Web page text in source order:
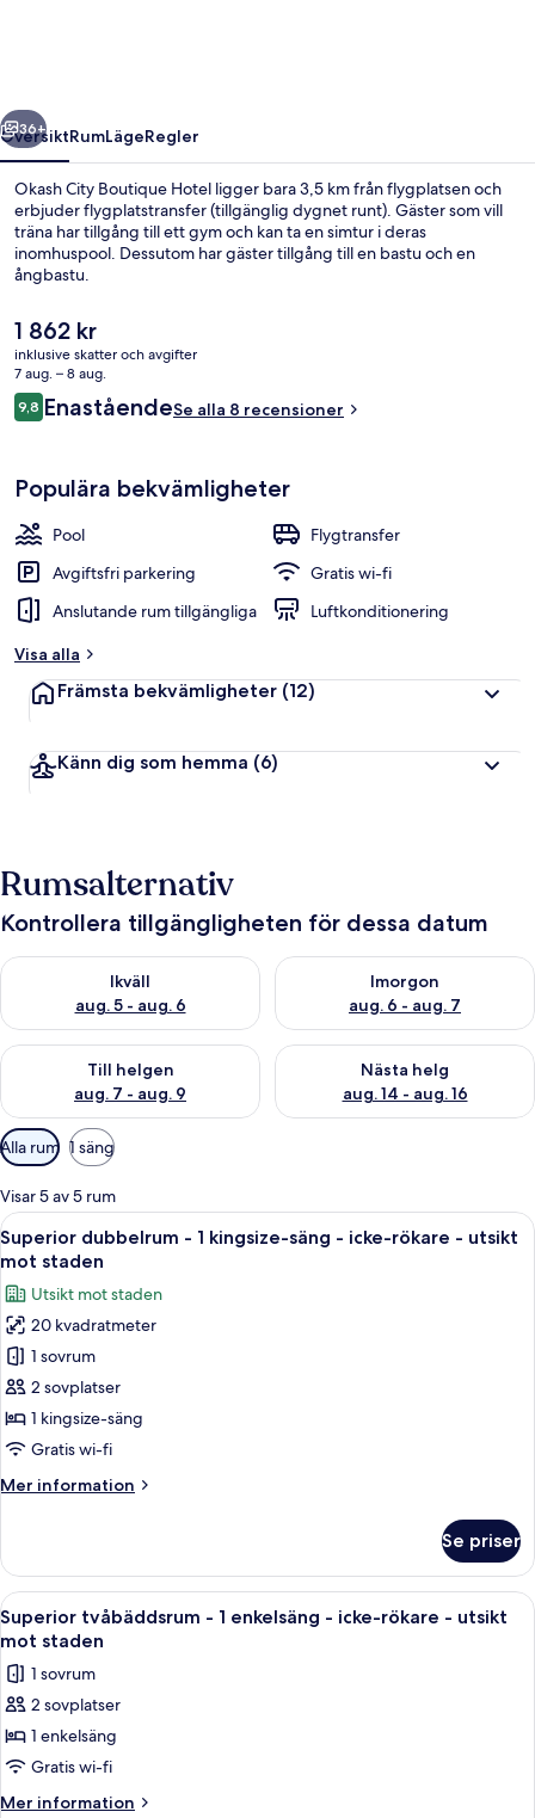
Nästa
36+
ÖversiktRumLägeRegler
Okash City Boutique Hotel ligger bara 3,5 km från flygplatsen och
erbjuder flygplatstransfer (tillgänglig dygnet runt). Gäster som vill
träna har tillgång till ett gym och kan ta en simtur i deras
inomhuspool. Dessutom har gäster tillgång till en bastu och en
ångbastu.
Det
nuvarande
priset
är
1 862 kr
1 862 kr
inklusive skatter och avgifter
7 aug. – 8 aug.
Recensioner
9,89,8 av 10,
EnaståendeSe alla 8 recensioner
Populära bekvämligheter
Pool
Flygtransfer
Avgiftsfri parkering
Gratis wi-fi
Anslutande rum tillgängliga
Luftkonditionering
Visa alla
Främsta bekvämligheter (12)
Känn dig som hemma (6)
Rumsalternativ
Kontrollera tillgängligheten för dessa datum
Ikväll
aug. 5 - aug. 6
Kontrollera tillgängligheten för ikväll aug. 5 - aug. 6
Imorgon
aug. 6 - aug. 7
Kontrollera tillgängligheten
Till helgen
aug. 7 - aug. 9
Kontrollera tillgängligheten för den här helgen aug. 7 - aug. 9
Nästa helg
aug. 14 - aug. 16
Kontrollera tillgängligheten
Tillgängliga
filter
för
rum
Alla rum 1 säng
Visar 5 av 5 rum
Öppna
alla
foton
för
Superior
dubbelrum
-
1
kingsize-
-
utsikt
mot
staden
Ett hotellrum med en säng,
6
Superior dubbelrum - 1 kingsize-säng - icke-rökare - utsikt
mot staden
Utsikt mot staden
20 kvadratmeter
1 sovrum
2 sovplatser
1 kingsize-säng
Gratis wi-fi
Mer information
Mer
dubbelrum
1
kingsize-
icke-
-
utsikt
staden
Se priser
Öppna
alla
foton
för
Superior
tvåbäddsrum
-
1
Superior tvåbäddsrum - 1
4
Superior tvåbäddsrum - 1 enkelsäng - icke-rökare - utsikt
mot staden
1 sovrum
2 sovplatser
1 enkelsäng
Gratis wi-fi
Mer information
Mer